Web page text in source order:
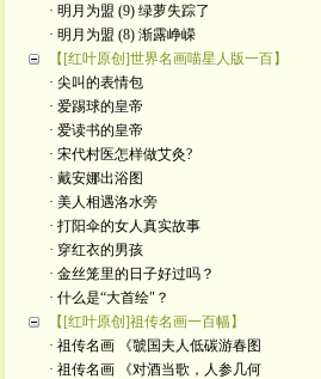
· 明月为盟 (9) 绿萝失踪了
· 明月为盟 (8) 渐露峥嵘
【[红叶原创]世界名画喵星人版一百】
· 尖叫的表情包
· 爱踢球的皇帝
· 爱读书的皇帝
· ​宋代村医怎样做艾灸?
· 戴安娜出浴图
· 美人相遇洛水旁
· 打阳伞的女人真实故事
· 穿红衣的男孩
· 金丝笼里的日子好过吗？
· 什么是“大首绘"？
【[红叶原创]祖传名画一百幅】
· 祖传名画 《虢国夫人低碳游春图
· 祖传名画 《对酒当歌，人参几何